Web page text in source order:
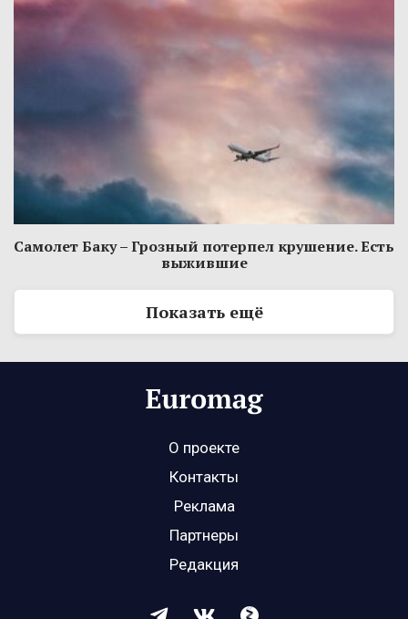
Самолет Баку – Грозный потерпел крушение. Есть
выжившие
Показать ещё
О проекте
Контакты
Реклама
Партнеры
Редакция